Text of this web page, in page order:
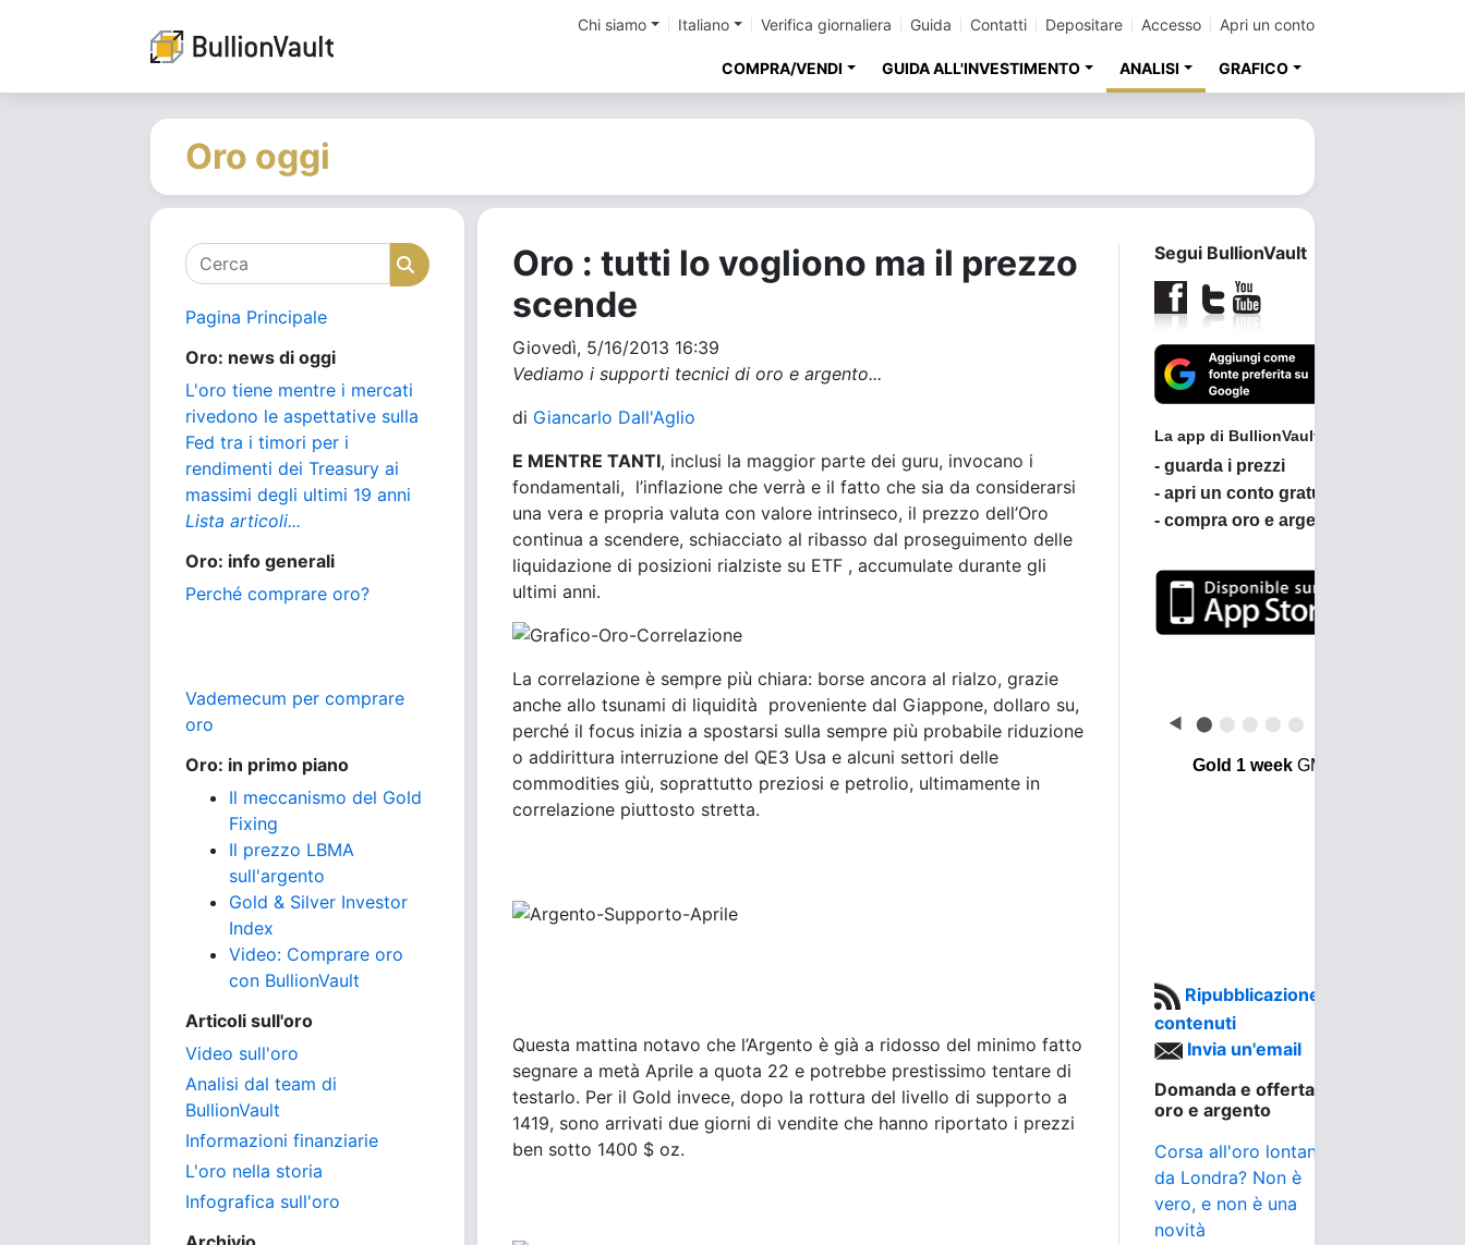
Chi siamo Italiano Verifica giornaliera Guida Contatti Depositare Accesso Apri un conto
COMPRA/VENDI GUIDA ALL'INVESTIMENTO ANALISI GRAFICO
Oro oggi
Cerca Cerca
Pagina Principale
Oro: news di oggi
L'oro tiene mentre i mercati
rivedono le aspettative sulla
Fed tra i timori per i
rendimenti dei Treasury ai
massimi degli ultimi 19 anni
Lista articoli...
Oro: info generali
Perché comprare oro?
Vademecum per comprare
oro
Oro: in primo piano
Il meccanismo del Gold
Fixing
Il prezzo LBMA
sull'argento
Gold & Silver Investor
Index
Video: Comprare oro
con BullionVault
Articoli sull'oro
Video sull'oro
Analisi dal team di
BullionVault
Informazioni finanziarie
L'oro nella storia
Infografica sull'oro
Oro : tutti lo vogliono ma il prezzo
scende
Giovedì, 5/16/2013 16:39
Vediamo i supporti tecnici di oro e argento...
di Giancarlo Dall'Aglio
E MENTRE TANTI, inclusi la maggior parte dei guru, invocano i
fondamentali, l’inflazione che verrà e il fatto che sia da considerarsi
una vera e propria valuta con valore intrinseco, il prezzo dell’Oro
continua a scendere, schiacciato al ribasso dal proseguimento delle
liquidazione di posizioni rialziste su ETF , accumulate durante gli
ultimi anni.
La correlazione è sempre più chiara: borse ancora al rialzo, grazie
anche allo tsunami di liquidità proveniente dal Giappone, dollaro su,
perché il focus inizia a spostarsi sulla sempre più probabile riduzione
o addirittura interruzione del QE3 Usa e alcuni settori delle
commodities giù, soprattutto preziosi e petrolio, ultimamente in
correlazione piuttosto stretta.
Questa mattina notavo che l’Argento è già a ridosso del minimo fatto
segnare a metà Aprile a quota 22 e potrebbe prestissimo tentare di
testarlo. Per il Gold invece, dopo la rottura del livello di supporto a
1419, sono arrivati due giorni di vendite che hanno riportato i prezzi
ben sotto 1400 $ oz.
Segui BullionVault
Leggi le opinioni dei
clienti di BullionVault
◀ ⬤ ⬤ ⬤ ⬤ ⬤
Gold 1 weekGMT
Ripubblicazione
contenuti
Invia un'email
Domanda e offerta di
oro e argento
Corsa all'oro lontano
da Londra? Non è
vero, e non è una
novità